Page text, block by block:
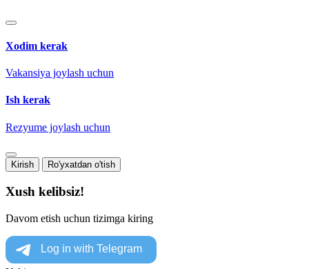
Xodim kerak
Vakansiya joylash uchun
Ish kerak
Rezyume joylash uchun
Kirish Ro'yxatdan o'tish
Xush kelibsiz!
Davom etish uchun tizimga kiring